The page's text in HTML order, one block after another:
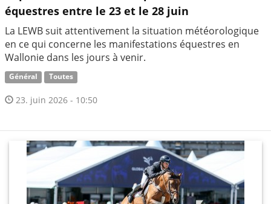
équestres entre le 23 et le 28 juin
La LEWB suit attentivement la situation météorologique
en ce qui concerne les manifestations équestres en
Wallonie dans les jours à venir.
Général Toutes
23. juin 2026 - 10:50